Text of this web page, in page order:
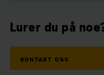
Lurer du på
KONTAKT OSS